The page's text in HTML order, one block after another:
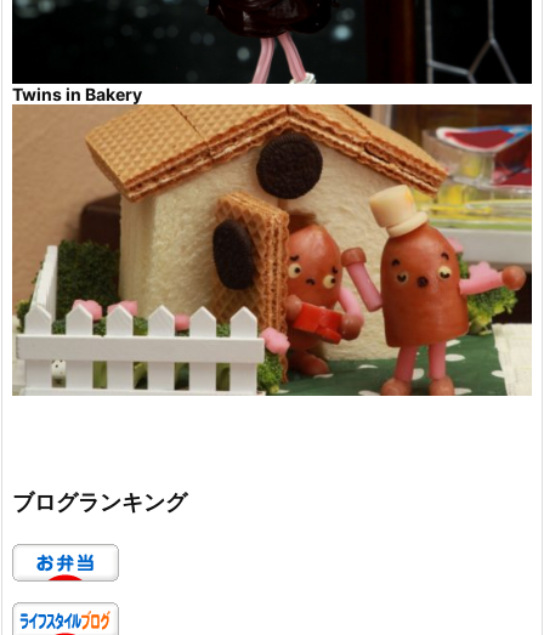
Twins in Bakery
ブログランキング